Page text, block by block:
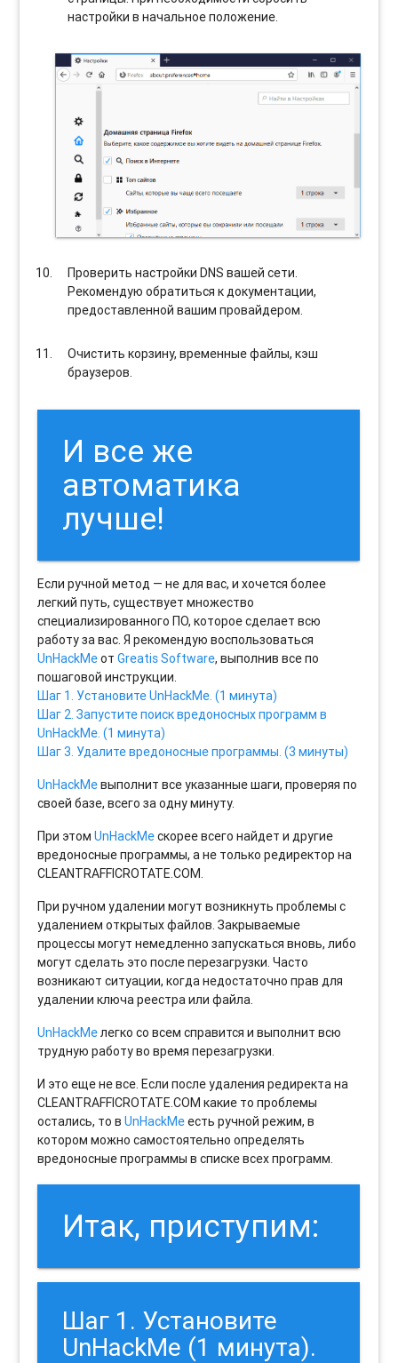
настройки в начальное положение.
Проверить настройки DNS вашей сети.
Рекомендую обратиться к документации,
предоставленной вашим провайдером.
Очистить корзину, временные файлы, кэш
браузеров.
И все же
автоматика
лучше!
Если ручной метод — не для вас, и хочется более
легкий путь, существует множество
специализированного ПО, которое сделает всю
работу за вас. Я рекомендую воспользоваться
UnHackMeотGreatis Software, выполнив все по
пошаговой инструкции.
Шаг 1. Установите UnHackMe. (1 минута)
Шаг 2. Запустите поиск вредоносных программ в
UnHackMe. (1 минута)
Шаг 3. Удалите вредоносные программы. (3 минуты)
UnHackMeвыполнит все указанные шаги, проверяя по
своей базе, всего за одну минуту.
При этомUnHackMeскорее всего найдет и другие
вредоносные программы, а не только редиректор на
CLEANTRAFFICROTATE.COM.
При ручном удалении могут возникнуть проблемы с
удалением открытых файлов. Закрываемые
процессы могут немедленно запускаться вновь, либо
могут сделать это после перезагрузки. Часто
возникают ситуации, когда недостаточно прав для
удалении ключа реестра или файла.
UnHackMeлегко со всем справится и выполнит всю
трудную работу во время перезагрузки.
И это еще не все. Если после удаления редиректа на
CLEANTRAFFICROTATE.COM какие то проблемы
остались, то вUnHackMeесть ручной режим, в
котором можно самостоятельно определять
вредоносные программы в списке всех программ.
Итак, приступим:
Шаг 1. Установите
UnHackMe (1 минута).